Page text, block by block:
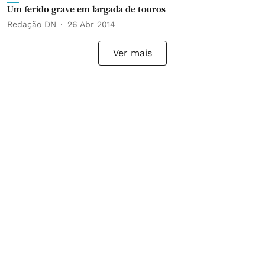
Um ferido grave em largada de touros
Redação DN 26 Abr 2014
Ver mais